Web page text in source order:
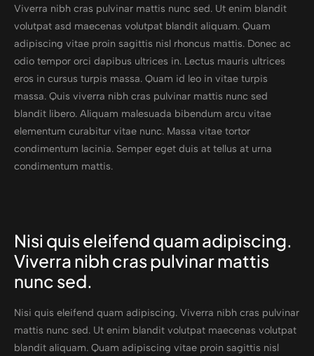
Viverra nibh cras pulvinar mattis nunc sed. Ut enim blandit
volutpat asd maecenas volutpat blandit aliquam. Quam
adipiscing vitae proin sagittis nisl rhoncus mattis. Donec ac
odio tempor orci dapibus ultrices in. Lectus mauris ultrices
eros in cursus turpis massa. Quam id leo in vitae turpis
massa. Quis viverra nibh cras pulvinar mattis nunc sed
blandit libero. Aliquam malesuada bibendum arcu vitae
elementum curabitur vitae nunc. Massa vitae tortor
condimentum lacinia. Semper eget duis at tellus at urna
condimentum mattis.
Nisi quis eleifend quam adipiscing.
Viverra nibh cras pulvinar mattis
nunc sed.
Nisi quis eleifend quam adipiscing. Viverra nibh cras pulvinar
mattis nunc sed. Ut enim blandit volutpat maecenas volutpat
blandit aliquam. Quam adipiscing vitae proin sagittis nisl